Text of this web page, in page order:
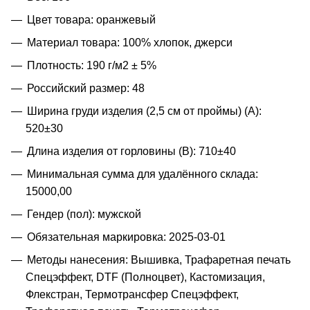
Цвет товара: оранжевый
Материал товара: 100% хлопок, джерси
Плотность: 190 г/м2 ± 5%
Российский размер: 48
Ширина груди изделия (2,5 см от проймы) (A):
520±30
Длина изделия от горловины (B): 710±40
Минимальная сумма для удалённого склада:
15000,00
Гендер (пол): мужской
Обязательная маркировка: 2025-03-01
Методы нанесения: Вышивка, Трафаретная печать
Спецэффект, DTF (Полноцвет), Кастомизация,
Флекстран, Термотрансфер Спецэффект,